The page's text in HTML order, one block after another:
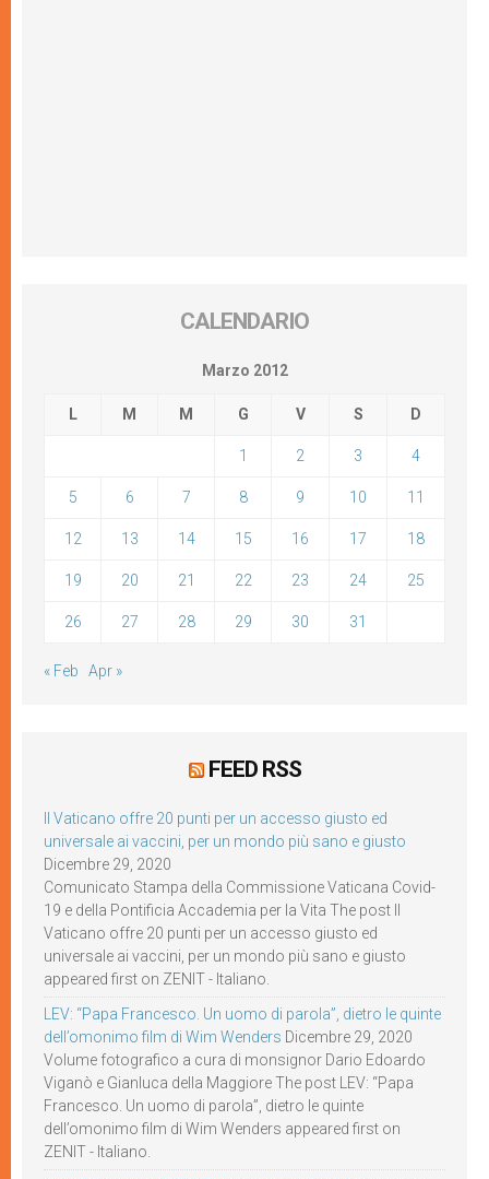
CALENDARIO
Marzo 2012
L M M G V S D
1 2 3 4
5 6 7 8 9 10 11
12 13 14 15 16 17 18
19 20 21 22 23 24 25
26 27 28 29 30 31
« Feb Apr »
FEED RSS
Il Vaticano offre 20 punti per un accesso giusto ed
universale ai vaccini, per un mondo più sano e giusto
Dicembre 29, 2020
Comunicato Stampa della Commissione Vaticana Covid-
19 e della Pontificia Accademia per la Vita The post Il
Vaticano offre 20 punti per un accesso giusto ed
universale ai vaccini, per un mondo più sano e giusto
appeared first on ZENIT - Italiano.
LEV: “Papa Francesco. Un uomo di parola”, dietro le quinte
dell’omonimo film di Wim Wenders Dicembre 29, 2020
Volume fotografico a cura di monsignor Dario Edoardo
Viganò e Gianluca della Maggiore The post LEV: “Papa
Francesco. Un uomo di parola”, dietro le quinte
dell’omonimo film di Wim Wenders appeared first on
ZENIT - Italiano.